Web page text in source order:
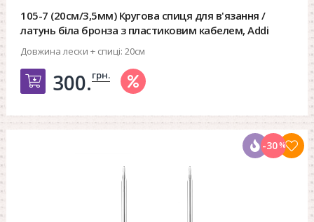
105-7 (20см/3,5мм) Кругова спиця для в'язання /
латунь біла бронза з пластиковим кабелем, Addi
Довжина лески + спиці: 20см
Добавить в корзину
300.грн.
-30%